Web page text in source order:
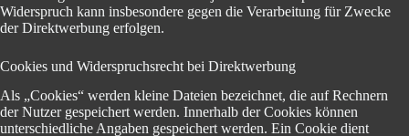
Widerspruch kann insbesondere gegen die Verarbeitung für Zwecke
der Direktwerbung erfolgen.
Cookies und Widerspruchsrecht bei Direktwerbung
Als „Cookies“ werden kleine Dateien bezeichnet, die auf Rechnern
der Nutzer gespeichert werden. Innerhalb der Cookies können
unterschiedliche Angaben gespeichert werden. Ein Cookie dient